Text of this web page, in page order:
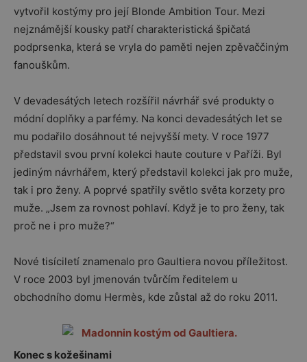
vytvořil kostýmy pro její Blonde Ambition Tour. Mezi
nejznámější kousky patří charakteristická špičatá
podprsenka, která se vryla do paměti nejen zpěvaččiným
fanouškům.
V devadesátých letech rozšířil návrhář své produkty o
módní doplňky a parfémy. Na konci devadesátých let se
mu podařilo dosáhnout té nejvyšší mety. V roce 1977
představil svou první kolekci haute couture v Paříži. Byl
jediným návrhářem, který představil kolekci jak pro muže,
tak i pro ženy. A poprvé spatřily světlo světa korzety pro
muže. „Jsem za rovnost pohlaví. Když je to pro ženy, tak
proč ne i pro muže?“
Nové tisíciletí znamenalo pro Gaultiera novou příležitost.
V roce 2003 byl jmenován tvůrčím ředitelem u
obchodního domu Hermès, kde zůstal až do roku 2011.
Konec s kožešinami